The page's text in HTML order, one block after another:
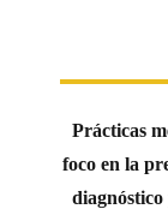
Prácticas
foco en la
diagnóstico